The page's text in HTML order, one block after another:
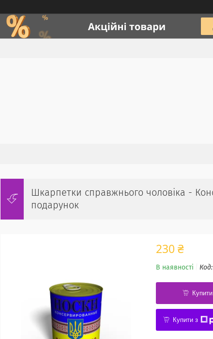
Шкарпетки справжнього чоловіка -
подарунок
230 ₴
В наявності Код:
Купити
Купити з